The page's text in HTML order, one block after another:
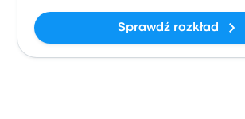
Sprawdź rozkład